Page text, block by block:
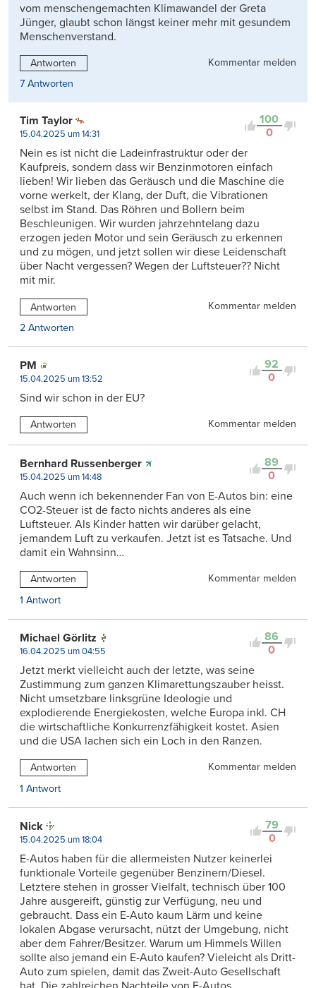
vom menschengemachten Klimawandel der Greta
Jünger, glaubt schon längst keiner mehr mit gesundem
Menschenverstand.
Antworten
Kommentar melden
7 Antworten
100
0
Tim Taylor
15.04.2025 um 14:31
Nein es ist nicht die Ladeinfrastruktur oder der
Kaufpreis, sondern dass wir Benzinmotoren einfach
lieben! Wir lieben das Geräusch und die Maschine die
vorne werkelt, der Klang, der Duft, die Vibrationen
selbst im Stand. Das Röhren und Bollern beim
Beschleunigen. Wir wurden jahrzehntelang dazu
erzogen jeden Motor und sein Geräusch zu erkennen
und zu mögen, und jetzt sollen wir diese Leidenschaft
über Nacht vergessen? Wegen der Luftsteuer?? Nicht
mit mir.
Antworten
Kommentar melden
2 Antworten
92
0
PM
15.04.2025 um 13:52
Sind wir schon in der EU?
Antworten Kommentar melden
89
0
Bernhard Russenberger
15.04.2025 um 14:48
Auch wenn ich bekennender Fan von E-Autos bin: eine
CO2-Steuer ist de facto nichts anderes als eine
Luftsteuer. Als Kinder hatten wir darüber gelacht,
jemandem Luft zu verkaufen. Jetzt ist es Tatsache. Und
damit ein Wahnsinn…
Antworten
Kommentar melden
1 Antwort
86
0
Michael Görlitz
16.04.2025 um 04:55
Jetzt merkt vielleicht auch der letzte, was seine
Zustimmung zum ganzen Klimarettungszauber heisst.
Nicht umsetzbare linksgrüne Ideologie und
explodierende Energiekosten, welche Europa inkl. CH
die wirtschaftliche Konkurrenzfähigkeit kostet. Asien
und die USA lachen sich ein Loch in den Ranzen.
Antworten
Kommentar melden
1 Antwort
79
0
Nick
15.04.2025 um 18:04
E-Autos haben für die allermeisten Nutzer keinerlei
funktionale Vorteile gegenüber Benzinern/Diesel.
Letztere stehen in grosser Vielfalt, technisch über 100
Jahre ausgereift, günstig zur Verfügung, neu und
gebraucht. Dass ein E-Auto kaum Lärm und keine
lokalen Abgase verursacht, nützt der Umgebung, nicht
aber dem Fahrer/Besitzer. Warum um Himmels Willen
sollte also jemand ein E-Auto kaufen? Vieleicht als Dritt-
Auto zum spielen, damit das Zweit-Auto Gesellschaft